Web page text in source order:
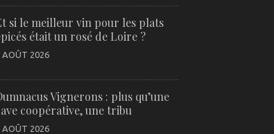
si le meilleur vin pour les plats
était un rosé de Loire ?
AOÛT 2026
Vignerons : plus qu’une
coopérative, une tribu
AOÛT 2026